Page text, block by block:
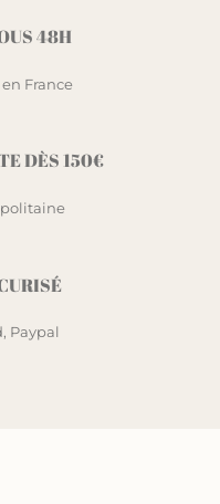
48H
France
DÈS 150€
Paypal